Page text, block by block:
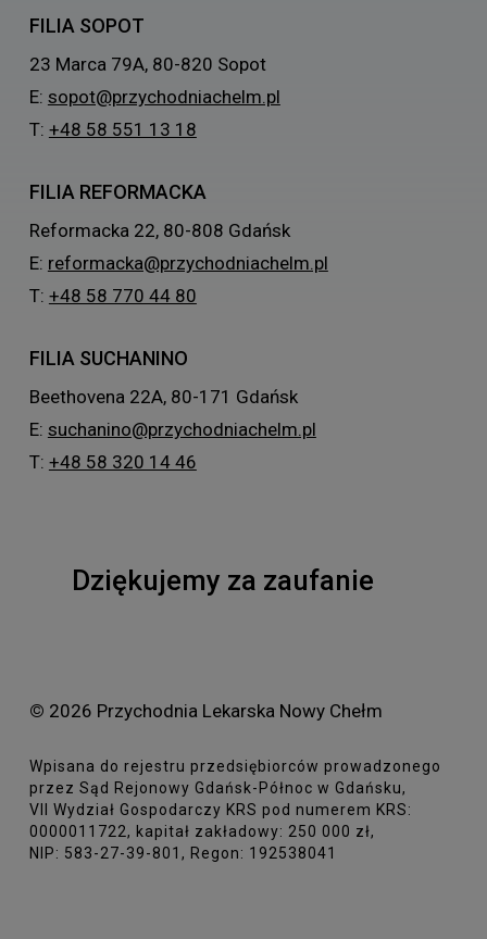
FILIA SOPOT
23 Marca 79A, 80-820 Sopot
E: sopot@przychodniachelm.pl
T: +48 58 551 13 18
FILIA REFORMACKA
Reformacka 22, 80-808 Gdańsk
E: reformacka@przychodniachelm.pl
T: +48 58 770 44 80
FILIA SUCHANINO
Beethovena 22A, 80-171 Gdańsk
E: suchanino@przychodniachelm.pl
T: +48 58 320 14 46
Dziękujemy za zaufanie
© 2026 Przychodnia Lekarska Nowy Chełm
Wpisana do rejestru przedsiębiorców prowadzonego
przez Sąd Rejonowy Gdańsk-Północ w Gdańsku,
VII Wydział Gospodarczy KRS pod numerem KRS:
0000011722, kapitał zakładowy: 250 000 zł,
NIP: 583-27-39-801, Regon: 192538041